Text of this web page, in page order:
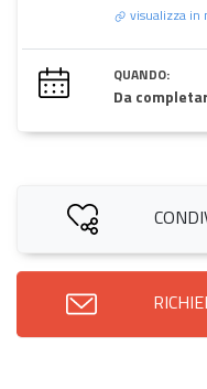
visualizza in
QUANDO:
Da